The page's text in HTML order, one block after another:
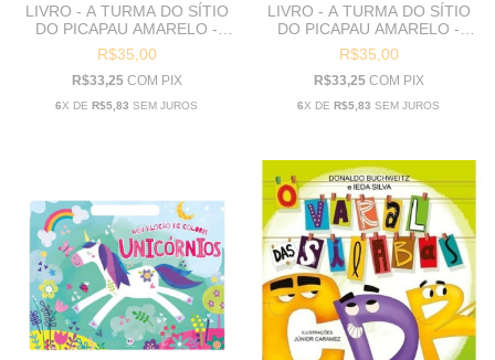
LIVRO - A TURMA DO SÍTIO
DO PICAPAU AMARELO -
DOM QUIXOTE DAS
CRIANÇAS
R$35,00
R$33,25 COM PIX
6X DE R$5,83 SEM JUROS
LIVRO - A TURMA DO SÍTIO
DO PICAPAU AMARELO -
HISTÓRIA DO MUNDO PARA
AS CRIANÇAS
R$35,00
R$33,25 COM PIX
6X DE R$5,83 SEM JUROS